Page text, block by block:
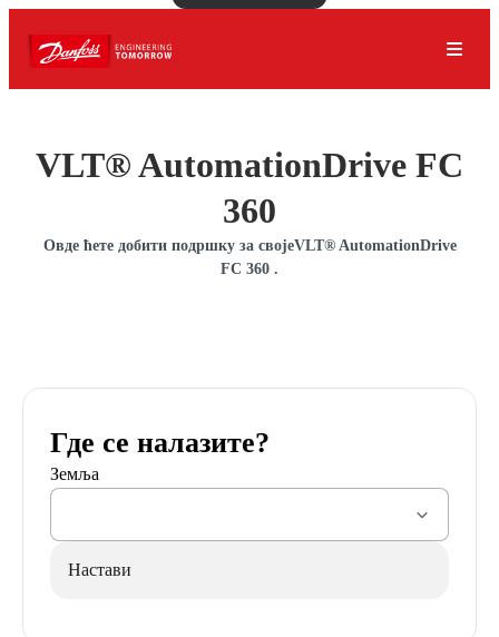
VLT® AutomationDrive FC
360
Овде ћете добити подршку за својеVLT® AutomationDrive
FC 360 .
Где се налазите?
Земља
Настави